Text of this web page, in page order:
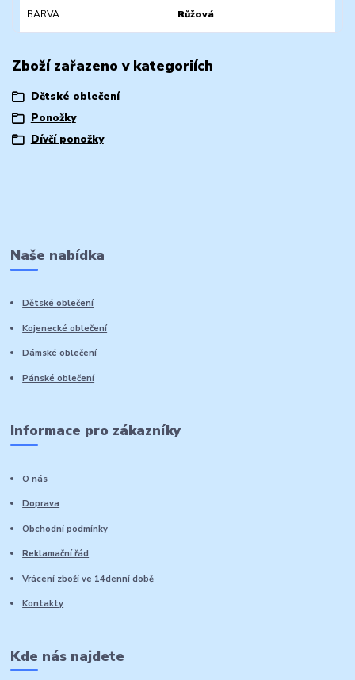
BARVA Růžová
Zboží zařazeno v kategoriích
Dětské oblečení
Ponožky
Dívčí ponožky
Naše nabídka
Dětské oblečení
Kojenecké oblečení
Dámské oblečení
Pánské oblečení
Informace pro zákazníky
O nás
Doprava
Obchodní podmínky
Reklamační řád
Vrácení zboží ve 14denní době
Kontakty
Kde nás najdete